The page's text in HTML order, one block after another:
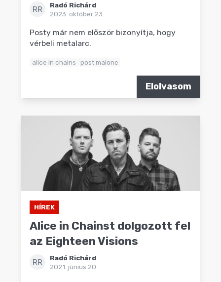
RR
Radó Richárd
2023. október 23.
Posty már nem először bizonyítja, hogy
vérbeli metalarc.
alice in chains post malone
Elolvasom
HÍREK
Alice in Chainst dolgozott fel
az Eighteen Visions
RR
Radó Richárd
2021. június 20.